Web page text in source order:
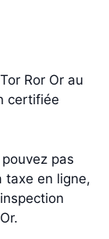
Ror Or au
certifiée
pas
taxe en ligne,